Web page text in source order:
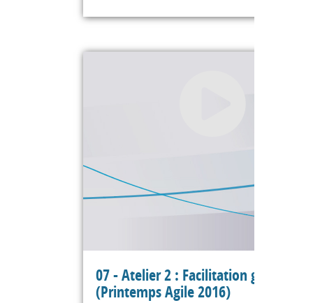
07 - Atelier 2 : Facilitation graphique
(Printemps Agile 2016)